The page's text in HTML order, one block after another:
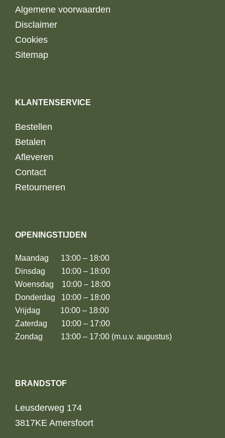
Algemene voorwaarden
Disclaimer
Cookies
Sitemap
KLANTENSERVICE
Bestellen
Betalen
Afleveren
Contact
Retourneren
OPENINGSTIJDEN
Maandag 13:00 – 18:00
Dinsdag 10:00 – 18:00
Woensdag 10:00 – 18:00
Donderdag 10:00 – 18:00
Vrijdag 10:00 – 18:00
Zaterdag 10:00 – 17:00
Zondag 13:00 – 17:00 (m.u.v. augustus)
BRANDSTOF
Leusderweg 174
3817KE Amersfoort